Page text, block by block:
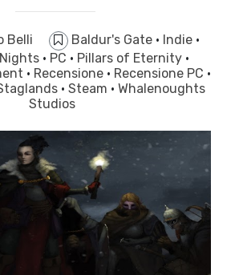
Belli Baldur's Gate · Indie ·
· PC · Pillars of Eternity ·
· Recensione · Recensione PC ·
· Steam · Whalenoughts
Studios